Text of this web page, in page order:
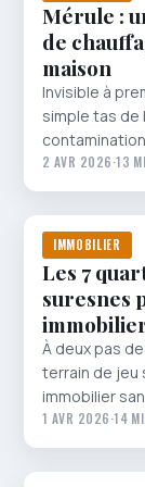
Mérule :
de
maison
Invisible à
simple tas de
2 AVR 2026·13
IMMOBILIER
Les 7
suresnes
À deux pas
terrain de jeu
immobilier
1 AVR 2026·14